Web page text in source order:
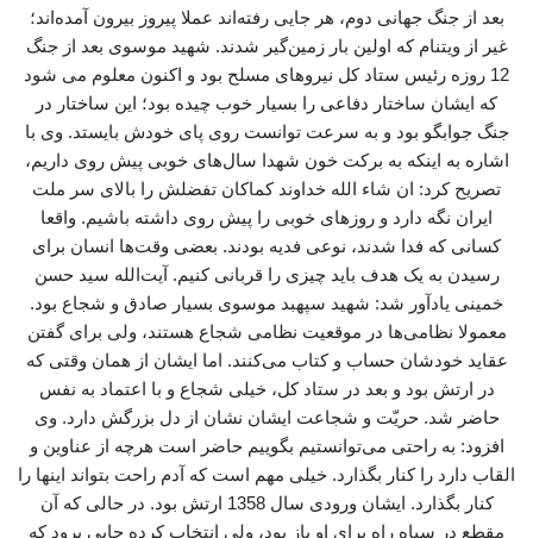
بعد از جنگ جهانی دوم، هر جایی رفته‌اند عملا پیروز بیرون آمده‌اند؛
غیر از ویتنام که اولین بار زمین‌گیر شدند. شهید موسوی بعد از جنگ
12 روزه رئیس ستاد کل نیروهای مسلح بود و اکنون معلوم می شود
که ایشان ساختار دفاعی را بسیار خوب چیده بود؛ این ساختار در
جنگ جوابگو بود و به سرعت توانست روی پای خودش بایستد. وی با
اشاره به اینکه به برکت خون شهدا سال‌های خوبی پیش روی داریم،
تصریح کرد: ان شاء الله خداوند کماکان تفضلش را بالای سر ملت
ایران نگه دارد و روزهای خوبی را پیش روی داشته باشیم. واقعا
کسانی که فدا شدند، نوعی فدیه بودند. بعضی وقت‌ها انسان برای
رسیدن به یک هدف باید چیزی را قربانی کنیم. آیت‌الله سید حسن
خمینی یادآور شد: شهید سپهبد موسوی بسیار صادق و شجاع بود.
معمولا نظامی‌ها در موقعیت نظامی شجاع هستند، ولی برای گفتن
عقاید خودشان حساب و کتاب می‌کنند. اما ایشان از همان وقتی که
در ارتش بود و بعد در ستاد کل، خیلی شجاع و با اعتماد به نفس
حاضر شد. حریّت و شجاعت ایشان نشان از دل بزرگش دارد. وی
افزود: به راحتی می‌توانستیم بگوییم حاضر است هرچه از عناوین و
القاب دارد را کنار بگذارد. خیلی مهم است که آدم راحت بتواند اینها را
کنار بگذارد. ایشان ورودی سال 1358 ارتش بود. در حالی که آن
مقطع در سپاه راه برای او باز بود، ولی انتخاب کرده جایی برود که